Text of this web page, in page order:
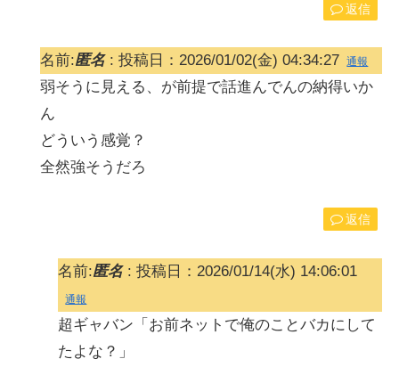
返信
名前:匿名: 投稿日：2026/01/02(金) 04:34:27 通報
弱そうに見える、が前提で話進んでんの納得いか
ん
どういう感覚？
全然強そうだろ
返信
名前:匿名: 投稿日：2026/01/14(水) 14:06:01
通報
超ギャバン「お前ネットで俺のことバカにして
たよな？」